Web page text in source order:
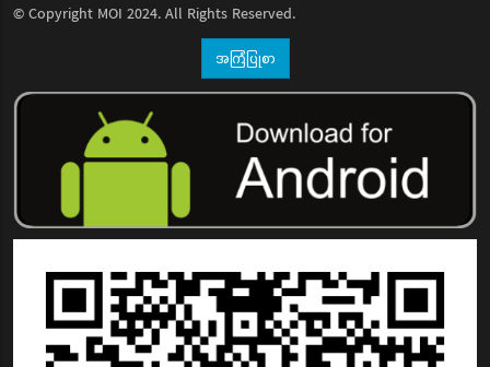
© Copyright MOI 2024. All Rights Reserved.
အကြံပြုစာ